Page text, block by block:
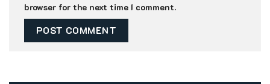
browser for the next time I comment.